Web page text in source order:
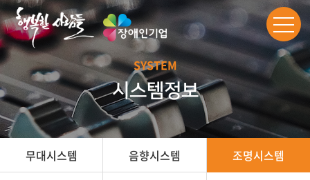
SYSTEM
시스템정보
무대시스템 음향시스템 조명시스템